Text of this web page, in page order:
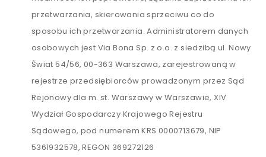
przetwarzania, skierowania sprzeciwu co do
sposobu ich przetwarzania. Administratorem danych
osobowych jest Via Bona Sp. z o.o. z siedzibą ul. Nowy
Świat 54/56, 00-363 Warszawa, zarejestrowaną w
rejestrze przedsiębiorców prowadzonym przez Sąd
Rejonowy dla m. st. Warszawy w Warszawie, XIV
Wydział Gospodarczy Krajowego Rejestru
Sądowego, pod numerem KRS 0000713679, NIP
5361932578, REGON 369272126